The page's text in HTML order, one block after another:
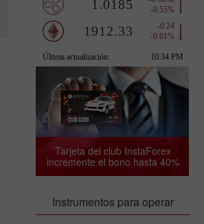
Tarjeta del club InstaForex
incremente el bono hasta 40%
Instrumentos para operar